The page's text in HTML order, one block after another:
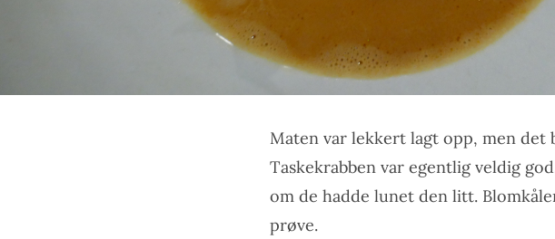
Maten var lekkert lagt opp, men det
Taskekrabben var egentlig veldig
om de hadde lunet den litt.
prøve.